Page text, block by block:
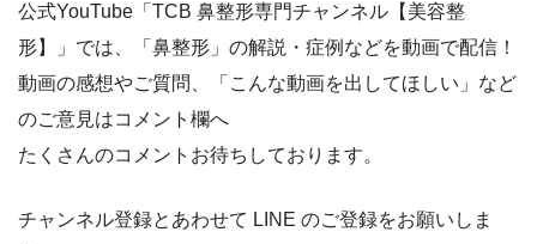
公式YouTube「TCB 鼻整形専門チャンネル【美容整
形】」では、「鼻整形」の解説・症例などを動画で配信！
動画の感想やご質問、「こんな動画を出してほしい」など
のご意見はコメント欄へ
たくさんのコメントお待ちしております。
チャンネル登録とあわせて LINE のご登録をお願いしま